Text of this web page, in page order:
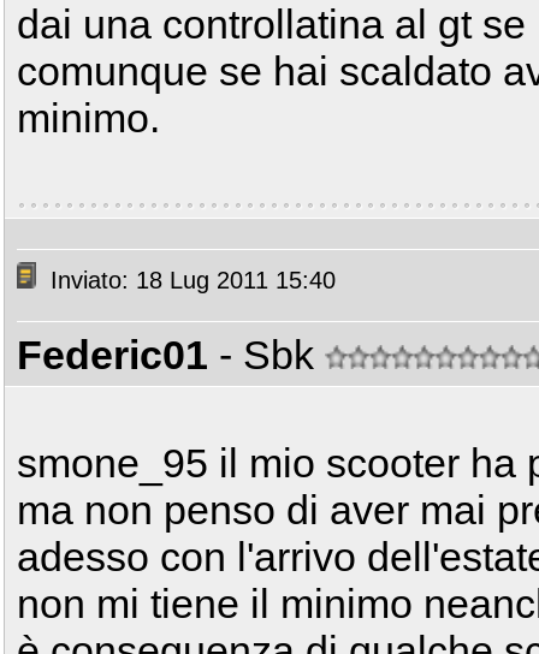
dai una controllatina al gt
comunque se hai scaldato
minimo.
Inviato: 18 Lug 2011 15:40
Federic01 - Sbk
smone_95 il mio scooter ha
ma non penso di aver mai
adesso con l'arrivo
non mi tiene il minimo